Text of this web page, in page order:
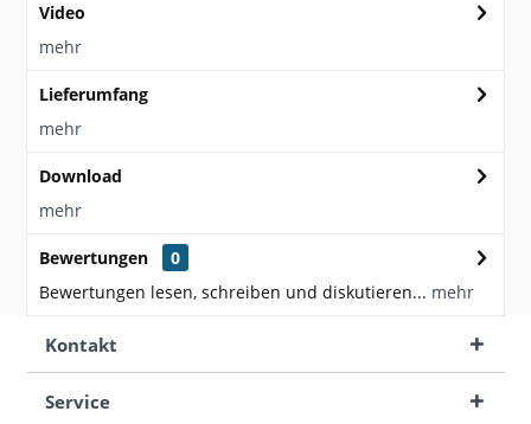
Video
mehr
Lieferumfang
mehr
Download
mehr
Bewertungen
0
Bewertungen lesen, schreiben und diskutieren... mehr
Kontakt
Service